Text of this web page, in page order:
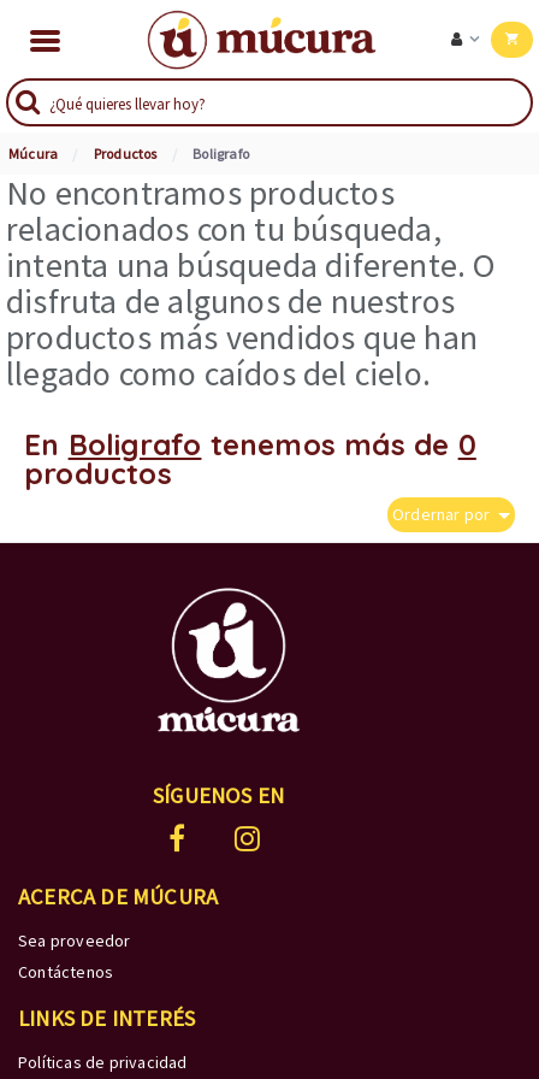
Múcura Productos Boligrafo
No encontramos productos
relacionados con tu búsqueda,
intenta una búsqueda diferente. O
disfruta de algunos de nuestros
productos más vendidos que han
llegado como caídos del cielo.
En Boligrafo tenemos más de 0
productos
Ordernar por
SÍGUENOS EN
ACERCA DE MÚCURA
Sea proveedor
Contáctenos
LINKS DE INTERÉS
Políticas de privacidad